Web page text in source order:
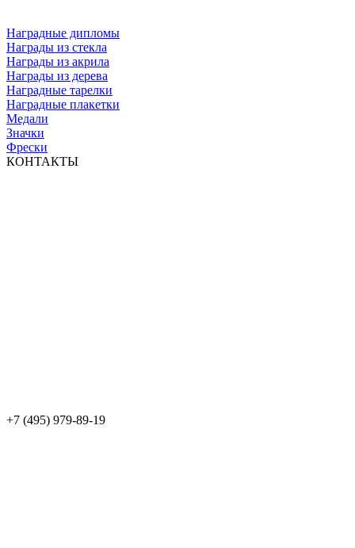
Наградные дипломы
Награды из стекла
Награды из акрила
Награды из дерева
Наградные тарелки
Наградные плакетки
Медали
Значки
Фрески
КОНТАКТЫ
+7 (495) 979-89-19